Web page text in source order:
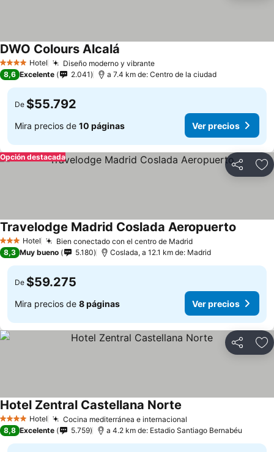
4 EstrellasHotel Diseño moderno y vibrante
DWO Colours Alcalá
8,6 Excelente 2.041 a 7.4 km de: Centro de la ciudad
De $55.792
Mira precios de 10 páginas Ver precios
Compartir
Opción destacada
3 Estrellas
Hotel Bien conectado con el centro de Madrid
Travelodge Madrid Coslada Aeropuerto
8,3 Muy bueno 5.180 Coslada, a 12.1 km de: Madrid
De $59.275
Mira precios de 8 páginas Ver precios
Compartir
4 EstrellasHotel Cocina mediterránea e internacional
Hotel Zentral Castellana Norte
8,8 Excelente 5.759 a 4.2 km de: Estadio Santiago Bernabéu